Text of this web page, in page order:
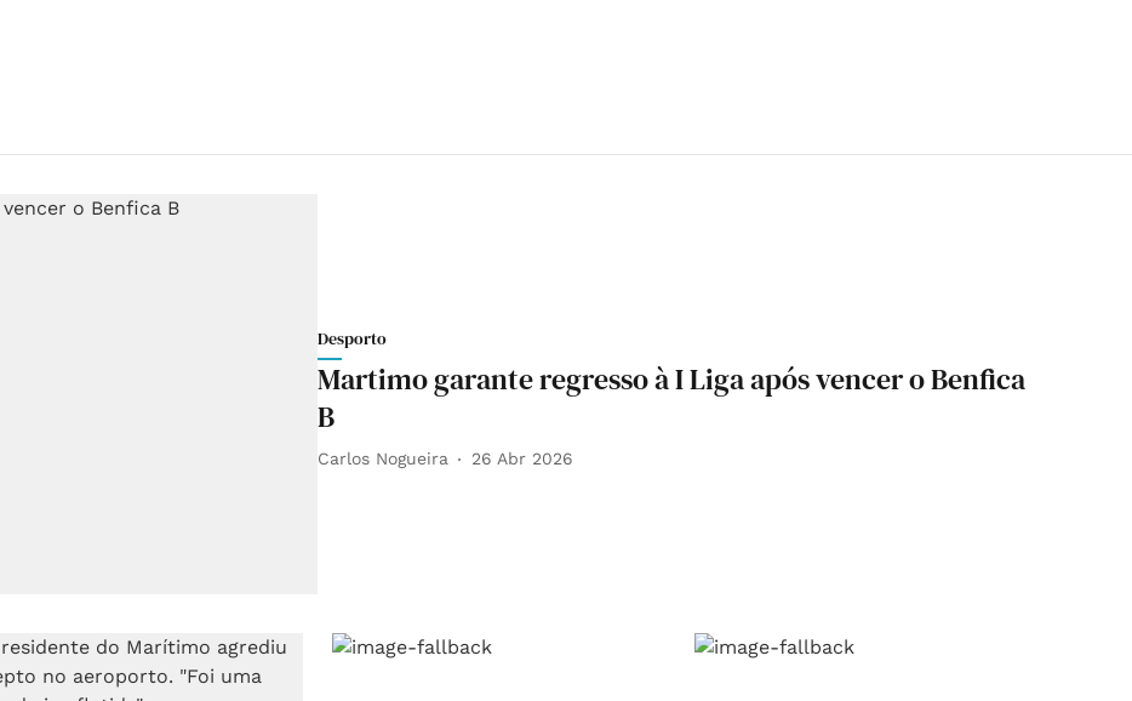
Desporto
Martimo garante regresso à I Liga após vencer o Benfica
B
Carlos Nogueira 26 Abr 2026